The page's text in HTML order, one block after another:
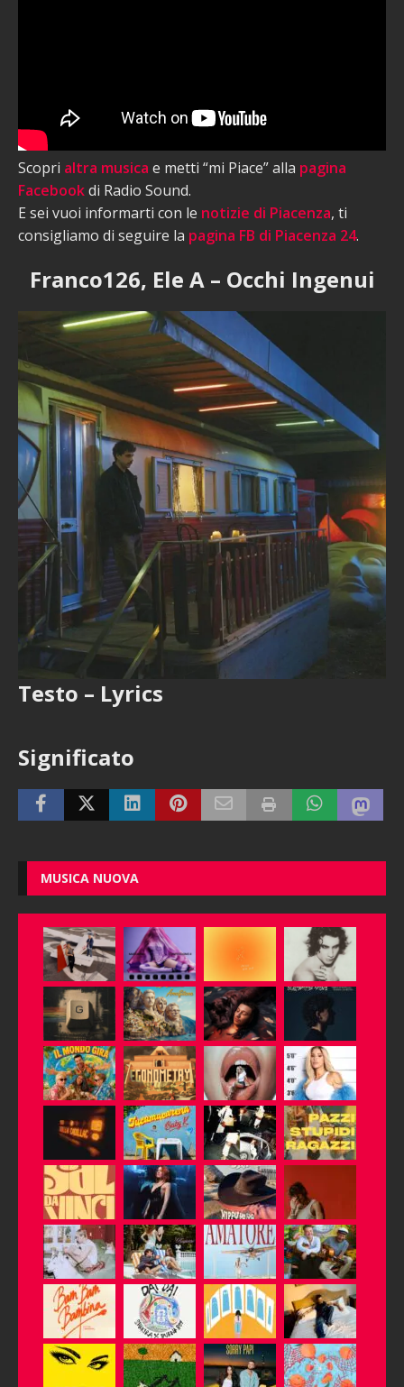
Scopri altra musica e metti “mi Piace” alla pagina
Facebookdi Radio Sound.
E sei vuoi informarti con le notizie di Piacenza, ti
consigliamo di seguire la pagina FB di Piacenza 24.
Franco126, Ele A – Occhi Ingenui
Testo – Lyrics
Significato
MUSICA NUOVA